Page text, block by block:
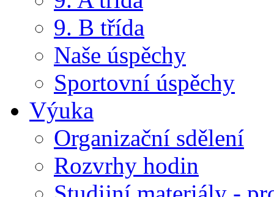
9. B třída
Naše úspěchy
Sportovní úspěchy
Výuka
Organizační sdělení
Rozvrhy hodin